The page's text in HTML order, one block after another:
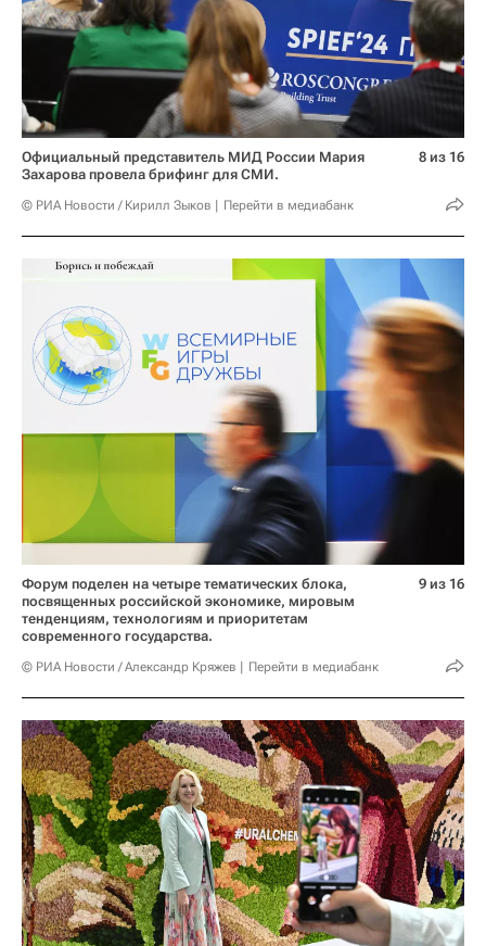
Официальный представитель МИД России Мария
Захарова провела брифинг для СМИ.
© РИА Новости / Кирилл Зыков Перейти в медиабанк
8 из 16
Форум поделен на четыре тематических блока,
посвященных российской экономике, мировым
тенденциям, технологиям и приоритетам
современного государства.
© РИА Новости / Александр Кряжев Перейти в медиабанк
9 из 16